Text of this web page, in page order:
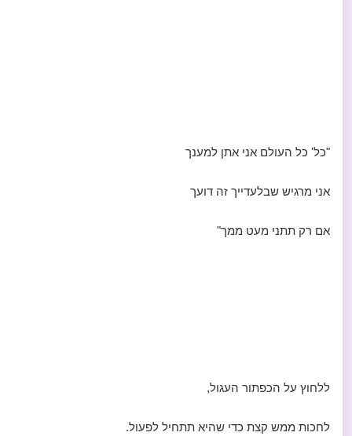
"כל' כל העולם אני אתן למענך
אני מרגיש שבלעדייך זה דועך
אם רק תתני מעט ממך"
ללחוץ על הכפתור העגול,
לחכות ממש קצת כדי שהיא תתחיל לפעול.